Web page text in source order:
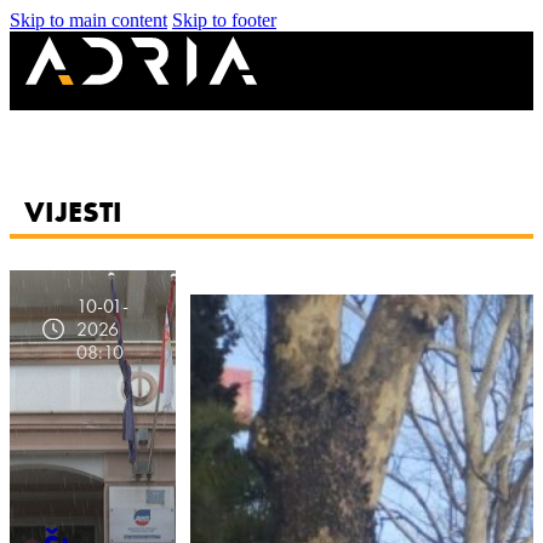
Skip to main content Skip to footer
VIJESTI
10-01-
2026
08:10